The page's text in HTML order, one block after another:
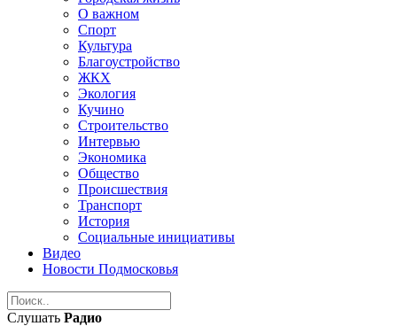
О важном
Спорт
Культура
Благоустройство
ЖКХ
Экология
Кучино
Строительство
Интервью
Экономика
Общество
Происшествия
Транспорт
История
Социальные инициативы
Видео
Новости Подмосковья
Слушать Радио